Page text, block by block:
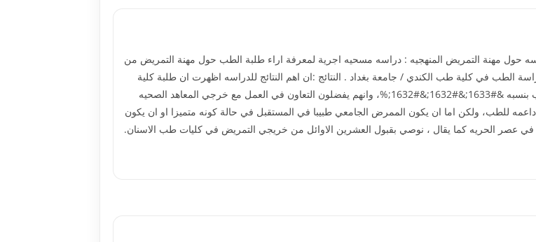
حول مهنة التمريض المنهجيه : دراسه مسحيه اجرية لمعرفة اراء طلبة الطب حول مهنة التمريض من
الطب في كلية طب الكندي / جامعة بغداد . النتائج :ان اهم النتائج للدراسه اظهرت ان طلبة كلية
الطب يرفضون ان يقبل الاوائل من خرجي كلية التمريض في كلية الطب بنسبه &#1633;&#1632;&#1632;%، وانهم يفضلون التعاون في العمل مع خرجي المعاهد الصحيه
مهنة داعمه للطب، ولكن اما ان يكون الممرض الجامعي طبيبا في المستقبل في حالة كونه متميزا او ان يكون
في عصر الحريه كما يقال ، نوصي بقبول العشرين الاوائل من خريجي التمريض في كليات طب الاسنان.